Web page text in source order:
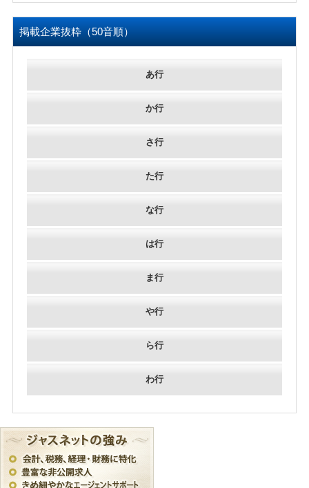
掲載企業抜粋（50音順）
あ行
か行
さ行
た行
な行
は行
ま行
や行
ら行
わ行